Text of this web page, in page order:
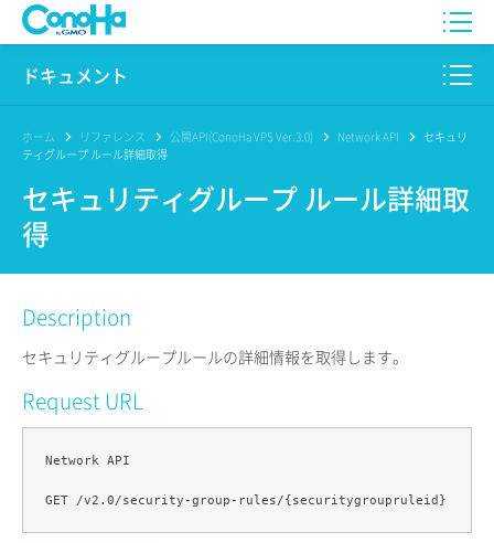
WING
AI Canvas
サービス一覧
サポート
ドキュメント
このサイトについて
プロダクト
リファレンス
ホーム リファレンス 公開API(ConoHa VPS Ver.3.0) Network API
セキュリ
ティグループ ルール詳細取得
セキュリティグループ ルール詳細取
得
Description
セキュリティグループルールの詳細情報を取得します。
Request URL
Network API